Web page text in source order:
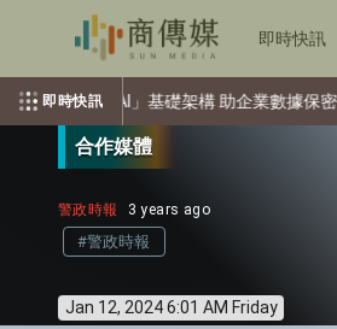
即時快訊
即時快訊
秘匿AI」基礎架構 助企業數據保密並運用AI
合作媒體
警政時報 3 years ago
#警政時報
Jan 12, 2024 6:01 AM Friday